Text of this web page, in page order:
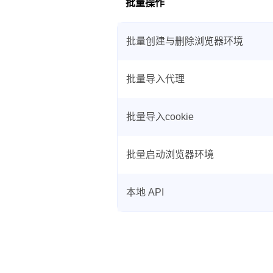
批量操作
批量创建与删除浏览器环境
批量导入代理
批量导入cookie
批量启动浏览器环境
本地 API